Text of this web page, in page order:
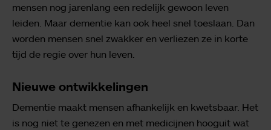
mensen nog jarenlang een redelijk gewoon leven
leiden. Maar dementie kan ook heel snel toeslaan. Dan
worden mensen snel zwakker en verliezen ze in korte
tijd de regie over hun leven.
Nieuwe ontwikkelingen
Dementie maakt mensen afhankelijk en kwetsbaar. Het
is nog niet te genezen en met medicijnen hooguit wat